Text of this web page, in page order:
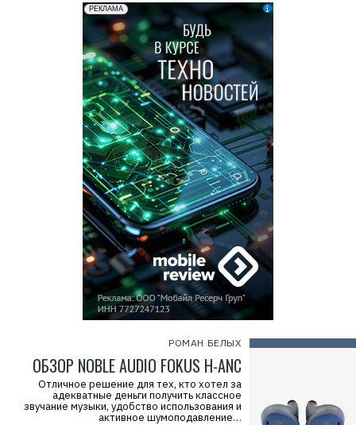
РОМАН БЕЛЫХ
ОБЗОР NOBLE AUDIO FOKUS H-ANC
Отличное решение для тех, кто хотел за
адекватные деньги получить классное
звучание музыки, удобство использования и
активное шумоподавление…